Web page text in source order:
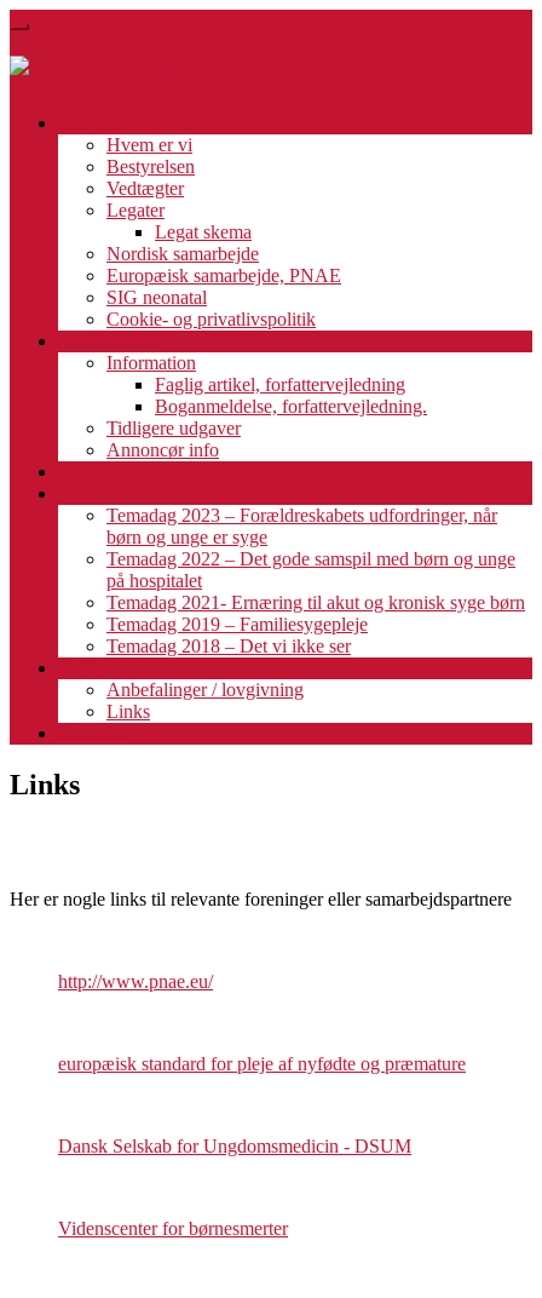
Skip
main
Toggle
navigation
Hvem er vi
Bestyrelsen
Vedtægter
Legater
Legat skema
Nordisk samarbejde
Europæisk samarbejde, PNAE
SIG neonatal
Cookie- og privatlivspolitik
Information
Faglig artikel, forfattervejledning
Boganmeldelse, forfattervejledning.
Tidligere udgaver
Annoncør info
Temadag 2023 – Forældreskabets udfordringer, når
børn og unge er syge
Temadag 2022 – Det gode samspil med børn og unge
på hospitalet
Temadag 2021- Ernæring til akut og kronisk syge børn
Temadag 2019 – Familiesygepleje
Temadag 2018 – Det vi ikke ser
Anbefalinger / lovgivning
Links
Links
Her er nogle links til relevante foreninger eller samarbejdspartnere
http://www.pnae.eu/
europæisk standard for pleje af nyfødte og præmature
Dansk Selskab for Ungdomsmedicin - DSUM
Videnscenter for børnesmerter